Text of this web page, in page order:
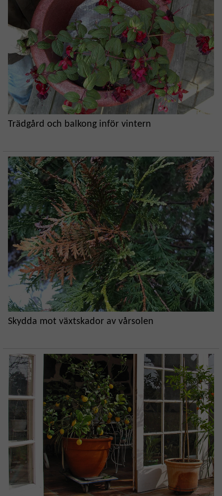
Trädgård och balkong inför vintern
Skydda mot växtskador av vårsolen